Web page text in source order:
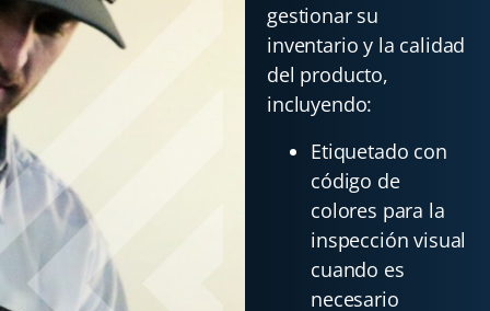
gestionar su
inventario y la calidad
del producto,
incluyendo:
Etiquetado con
código de
colores para la
inspección visual
cuando es
necesario